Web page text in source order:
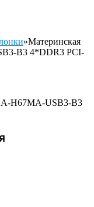
»Материнская
B3 4*DDR3 PCI-
H67MA-USB3-B3